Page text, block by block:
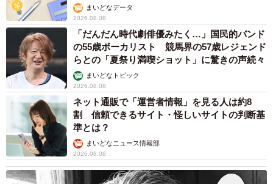
まいどなデータ
2026.08.08
「だんだん時代劇俳優みたく…」国民的バンド
の55歳ボーカリスト 競馬界の57歳レジェンド
らとの「夏祭り満喫ショット」に驚きの声続々
まいどなトピック
2026.08.08
ネット通販で「運営者情報」を見る人は約8
割 信頼できるサイト・怪しいサイトの判断基
準とは？
まいどなニュース情報部
2026.08.08